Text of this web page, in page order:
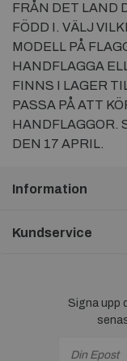
FRÅN DET LAND
FÖDD I. VÄLJ
MODELL PÅ
HANDFLAGGA
FINNS I LAGER
PASSA PÅ ATT
HANDFLAGGOR.
DEN 17 APRIL.
Information
Kundservice
Signa upp